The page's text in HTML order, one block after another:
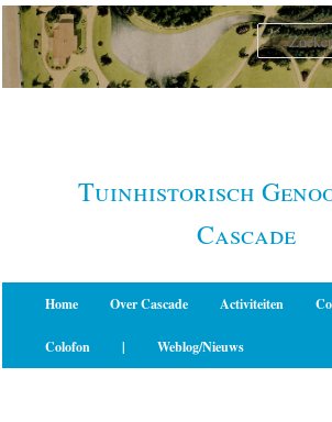
Spring
naar
primaire
Tuinhistorisch
Cascade
Home Over Cascade Activiteiten
Colofon | Weblog/Nieuws